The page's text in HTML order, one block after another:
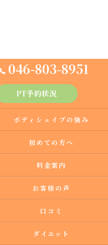
046-803-8951
PT予約状況
ボディシェイプの強み
初めての方へ
料金案内
お客様の声
口コミ
ダイエット